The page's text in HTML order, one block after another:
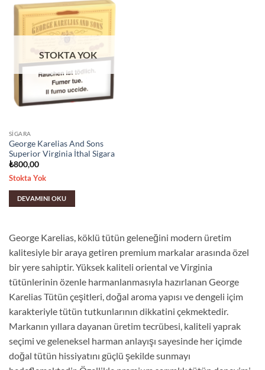
STOKTA YOK
SIGARA
George Karelias And Sons
Superior Virginia İthal Sigara
₺800,00
Stokta Yok
DEVAMINI OKU
George Karelias, köklü tütün geleneğini modern üretim
kalitesiyle bir araya getiren premium markalar arasında özel
bir yere sahiptir. Yüksek kaliteli oriental ve Virginia
tütünlerinin özenle harmanlanmasıyla hazırlanan George
Karelias Tütün çeşitleri, doğal aroma yapısı ve dengeli içim
karakteriyle tütün tutkunlarının dikkatini çekmektedir.
Markanın yıllara dayanan üretim tecrübesi, kaliteli yaprak
seçimi ve geleneksel harman anlayışı sayesinde her içimde
doğal tütün hissiyatını güçlü şekilde sunmayı